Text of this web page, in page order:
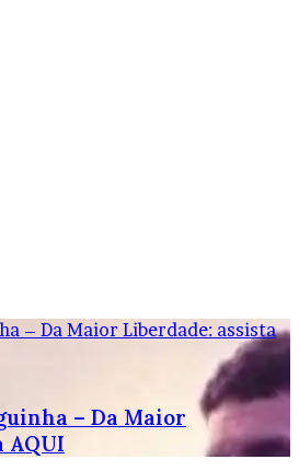
– Da Maior Liberdade: assista
– Da Maior
AQUI